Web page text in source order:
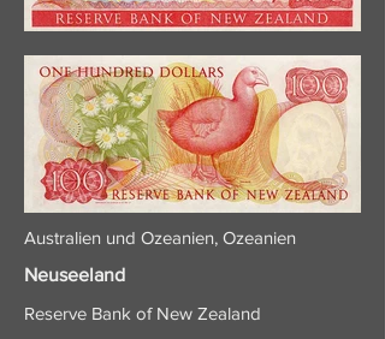
Australien und Ozeanien, Ozeanien
Neuseeland
Reserve Bank of New Zealand